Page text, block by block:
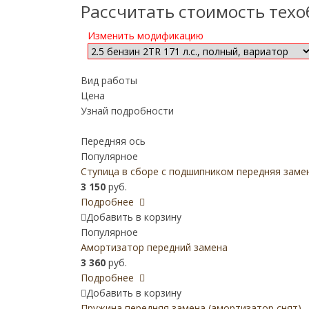
Рассчитать стоимость
Изменить модификацию
Вид работы
Цена
Узнай подробности
Передняя ось
Популярное
Ступица в сборе с подшипником передняя
3 150 руб.
Подробнее
Добавить в корзину
Популярное
Амортизатор передний замена
3 360 руб.
Подробнее
Добавить в корзину